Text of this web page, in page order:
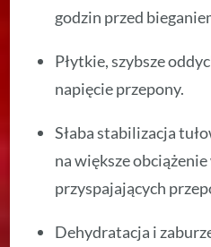
godzin przed
Płytkie, szybsze
napięcie przepony.
Słaba stabilizacja
na większe obciążenie
przyspajających
Dehydratacja i